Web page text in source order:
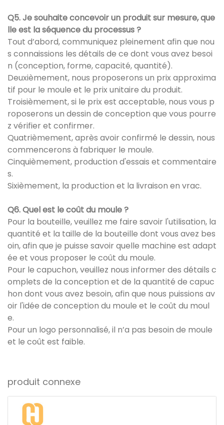
Q5. Je souhaite concevoir un produit sur mesure, que
lle est la séquence du processus ?
Tout d’abord, communiquez pleinement afin que nou
s connaissions les détails de ce dont vous avez besoi
n (conception, forme, capacité, quantité).
Deuxièmement, nous proposerons un prix approxima
tif pour le moule et le prix unitaire du produit.
Troisièmement, si le prix est acceptable, nous vous p
roposerons un dessin de conception que vous pourre
z vérifier et confirmer.
Quatrièmement, après avoir confirmé le dessin, nous
commencerons à fabriquer le moule.
Cinquièmement, production d'essais et commentaire
s.
Sixièmement, la production et la livraison en vrac.
Q6. Quel est le coût du moule ?
Pour la bouteille, veuillez me faire savoir l'utilisation, la
quantité et la taille de la bouteille dont vous avez bes
oin, afin que je puisse savoir quelle machine est adapt
ée et vous proposer le coût du moule.
Pour le capuchon, veuillez nous informer des détails c
omplets de la conception et de la quantité de capuc
hon dont vous avez besoin, afin que nous puissions av
oir l'idée de conception du moule et le coût du moul
e.
Pour un logo personnalisé, il n’a pas besoin de moule
et le coût est faible.
produit connexe